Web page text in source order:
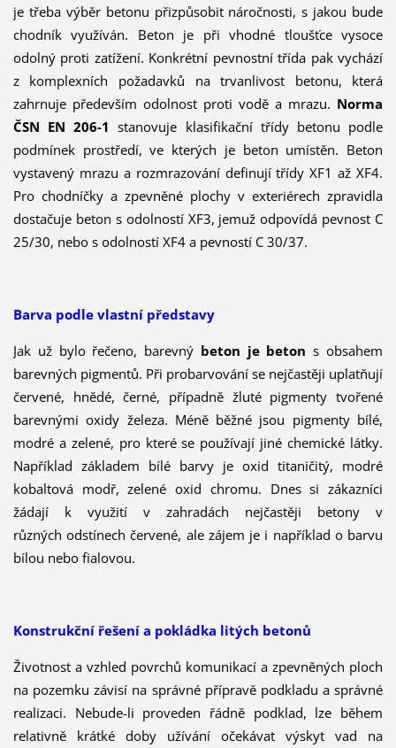
je třeba výběr betonu přizpůsobit náročnosti, s jakou bude
chodník využíván. Beton je při vhodné tloušťce vysoce
odolný proti zatížení. Konkrétní pevnostní třída pak vychází
z komplexních požadavků na trvanlivost betonu, která
zahrnuje především odolnost proti vodě a mrazu. Norma
ČSN EN 206-1 stanovuje klasifikační třídy betonu podle
podmínek prostředí, ve kterých je beton umístěn. Beton
vystavený mrazu a rozmrazování definují třídy XF1 až XF4.
Pro chodníčky a zpevněné plochy v exteriérech zpravidla
dostačuje beton s odolností XF3, jemuž odpovídá pevnost C
25/30, nebo s odolností XF4 a pevností C 30/37.
Barva podle vlastní představy
Jak už bylo řečeno, barevný beton je beton s obsahem
barevných pigmentů. Při probarvování se nejčastěji uplatňují
červené, hnědé, černé, případně žluté pigmenty tvořené
barevnými oxidy železa. Méně běžné jsou pigmenty bílé,
modré a zelené, pro které se používají jiné chemické látky.
Například základem bílé barvy je oxid titaničitý, modré
kobaltová modř, zelené oxid chromu. Dnes si zákazníci
žádají k využití v zahradách nejčastěji betony v
různých odstínech červené, ale zájem je i například o barvu
bílou nebo fialovou.
Konstrukční řešení a pokládka litých betonů
Životnost a vzhled povrchů komunikací a zpevněných ploch
na pozemku závisí na správné přípravě podkladu a správné
realizaci. Nebude-li proveden řádně podklad, lze během
relativně krátké doby užívání očekávat výskyt vad na